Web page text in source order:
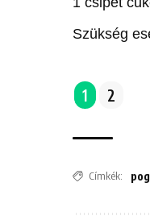
Szükség
1 2
Címkék: